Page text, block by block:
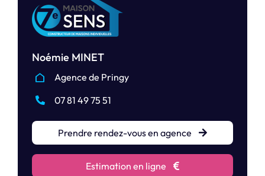
Noémie MINET
Agence de Pringy
07 81 49 75 51
Prendre rendez-vous en agence
Estimation en ligne